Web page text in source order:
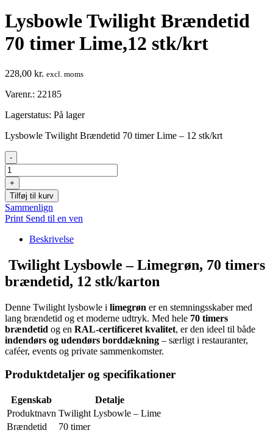
Lysbowle Twilight Brændetid
70 timer Lime,12 stk/krt
228,00 kr. excl. moms
Varenr.: 22185
Lagerstatus: På lager
Lysbowle Twilight Brændetid 70 timer Lime – 12 stk/krt
Lysbowle
Twilight
Brændetid
70
timer
Lime,12
stk/krt
-
+
Tilføj til kurv
Sammenlign
Print Send til en ven
Beskrivelse
️ Twilight Lysbowle – Limegrøn, 70 timers
brændetid, 12 stk/karton
Denne Twilight lysbowle i limegrøn er en stemningsskaber med
lang brændetid og et moderne udtryk. Med hele 70 timers
brændetid og en RAL-certificeret kvalitet, er den ideel til både
indendørs og udendørs borddækning – særligt i restauranter,
caféer, events og private sammenkomster.
Produktdetaljer og specifikationer
Egenskab
Detalje
Produktnavn Twilight Lysbowle – Lime
Brændetid
70 timer